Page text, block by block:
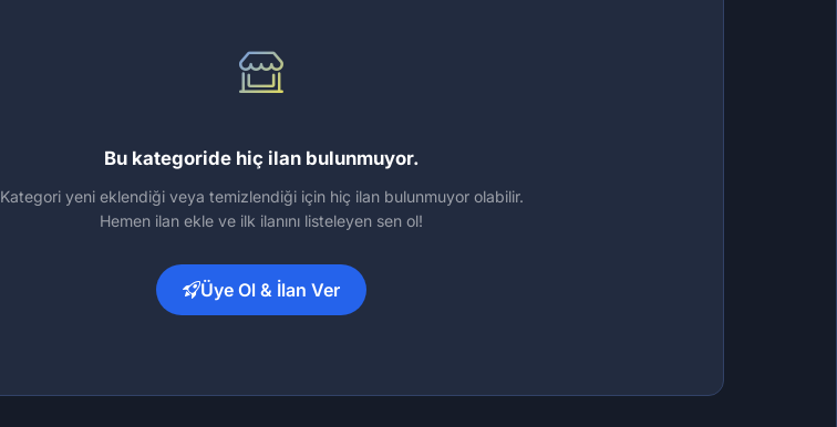
Bu kategoride hiç ilan bulunmuyor.
Kategori yeni eklendiği veya temizlendiği için hiç ilan bulunmuyor olabilir.
Hemen ilan ekle ve ilk ilanını listeleyen sen ol!
Üye Ol & İlan Ver